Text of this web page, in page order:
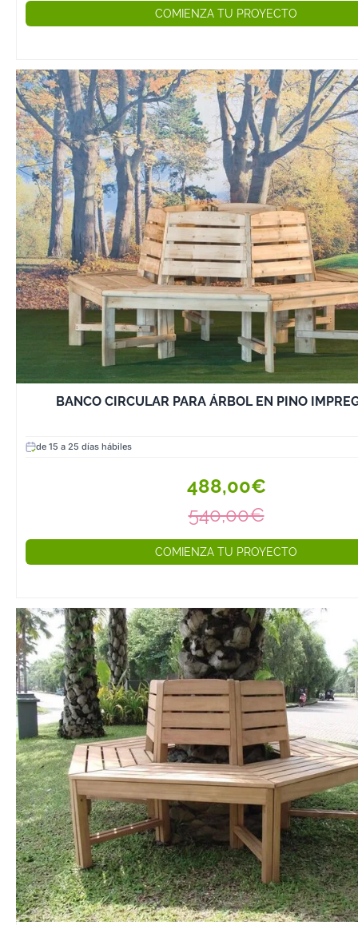
Consejos para
Muebles de
madera para
importante
algunos
asegurarte de
opción:
✔️ Tipo de
maderas
intemperie,
eucalipto o
soportan
los rayos UV.
✔️ Espacio
área de tu
muebles
permitan una
cómoda.
✔️ Estilo y
conjunto de
✔️ Comodidad
máximo
complementa
con cojines
✔️
Considera el
mantenimiento
según la
asegúrate de
tratamientos
periódicos.
Mantenimiento
de Madera para
Para
tus muebles
madera, sigue
de
- Aplica
protectores:
específicos
COMIENZA TU PROYECTO
BANCO CIRCULAR PARA ÁRBOL EN PINO
de 15 a 25 días hábiles
488,00€
540,00€
COMIENZA TU PROYECTO